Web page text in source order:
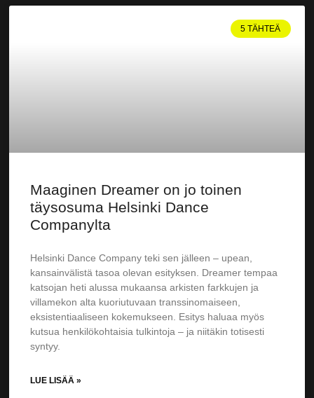
5 TÄHTEÄ
Maaginen Dreamer on jo toinen
täysosuma Helsinki Dance
Companylta
Helsinki Dance Company teki sen jälleen – upean,
kansainvälistä tasoa olevan esityksen. Dreamer tempaa
katsojan heti alussa mukaansa arkisten farkkujen ja
villamekon alta kuoriutuvaan transsinomaiseen,
eksistentiaaliseen kokemukseen. Esitys haluaa myös
kutsua henkilökohtaisia tulkintoja – ja niitäkin totisesti
syntyy.
LUE LISÄÄ »